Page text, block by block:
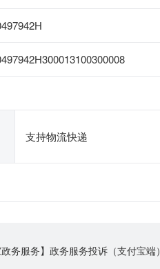
支持物流快递
政务服务】政务服务投诉（支付宝端）